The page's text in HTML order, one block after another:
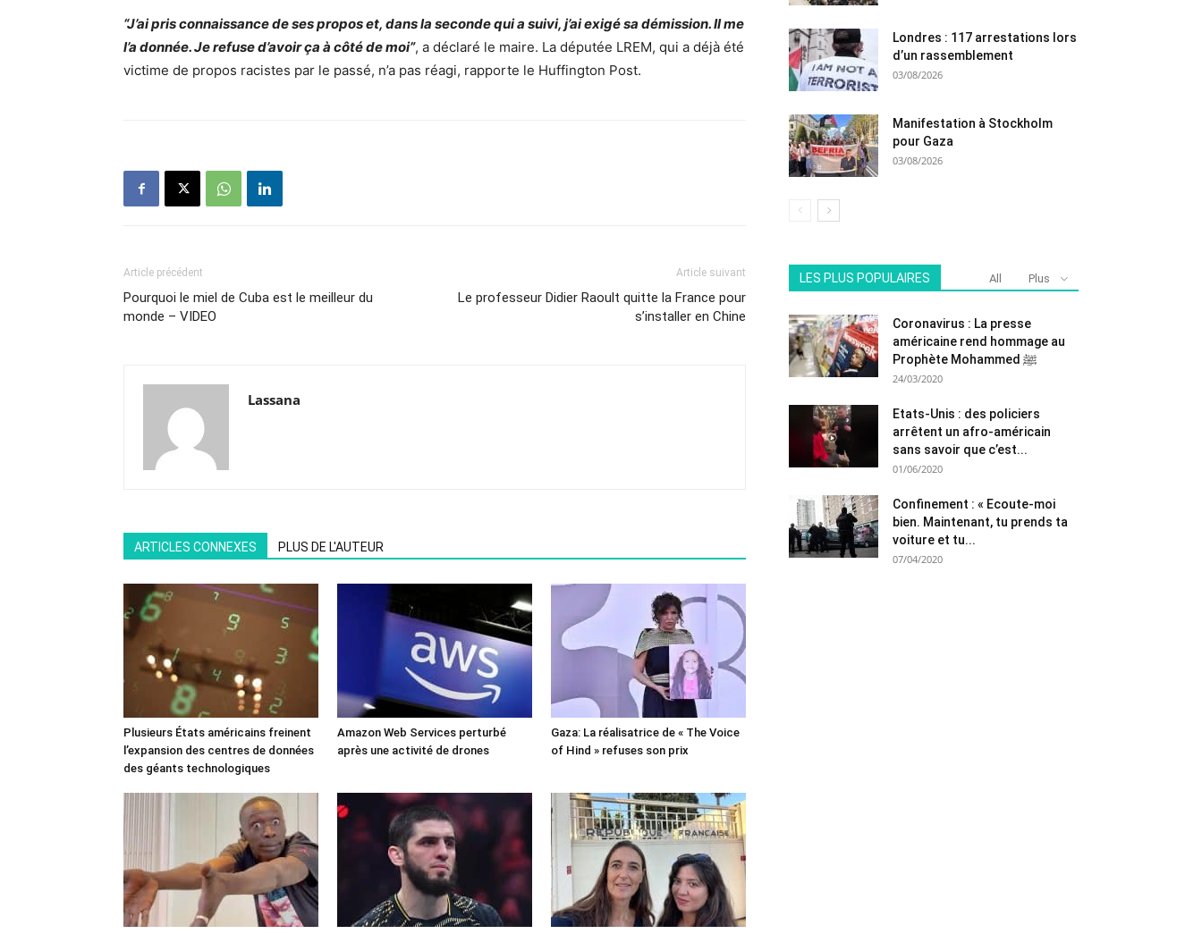
“J’ai pris connaissance de ses propos et, dans la seconde qui a suivi, j’ai exigé sa démission. Il me
l’a donnée. Je refuse d’avoir ça à côté de moi”, a déclaré le maire. La députée LREM, qui a déjà été
victime de propos racistes par le passé, n’a pas réagi, rapporte le Huffington Post.
Article précédent
Pourquoi le miel de Cuba est le meilleur du
monde – VIDEO
Article suivant
Le professeur Didier Raoult quitte la France pour
s’installer en Chine
Lassana
ARTICLES CONNEXES PLUS DE L'AUTEUR
Plusieurs États américains freinent
l’expansion des centres de données
des géants technologiques
Amazon Web Services perturbé
après une activité de drones
Gaza: La réalisatrice de « The Voice
of Hind » refuses son prix
Londres : 117 arrestations lors
d’un rassemblement
03/08/2026
Manifestation à Stockholm
pour Gaza
03/08/2026
LES PLUS POPULAIRES All Plus
Coronavirus : La presse
américaine rend hommage au
Prophète Mohammed ﷺ
24/03/2020
Etats-Unis : des policiers
arrêtent un afro-américain
sans savoir que c’est...
01/06/2020
Confinement : « Ecoute-moi
bien. Maintenant, tu prends ta
voiture et tu...
07/04/2020